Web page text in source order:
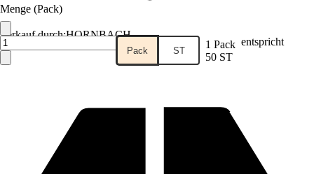
Verkauf durch:HORNBACH
Menge (Pack)
Pack ST 1 Pack entspricht
50 ST